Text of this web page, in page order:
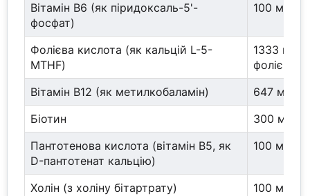
Вітамін B6 (як піридоксаль-5'-
фосфат)
100 мг
Фолієва кислота (як кальцій L-5-
MTHF)
1333 мкг
фолієвої
Вітамін B12 (як метилкобаламін)
647 мкг
Біотин
300 мкг
Пантотенова кислота (вітамін B5, як
D-пантотенат кальцію)
100 мг
Холін (з холіну бітартрату)
100 мг